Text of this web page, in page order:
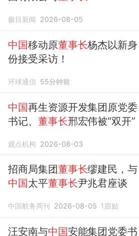
极目新闻 2026-08-05
中国移动原董事长杨杰以新身
份接受采访！
环球通信 55分钟前
中国再生资源开发集团原党委
书记、董事长邢宏伟被“双开”
观点机构 2026-08-03
招商局集团董事长缪建民，与
中国太平董事长尹兆君座谈
中国航务周刊 2026-08-05 1 跟贴
汪安南与中国安能集团党委书